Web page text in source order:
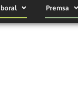
Premsa